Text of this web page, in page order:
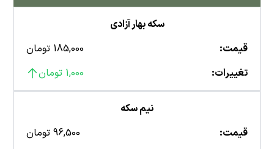
سکه بهار آزادی
قیمت:
185,000 تومان
تغییرات:
1,000 تومان
نیم سکه
قیمت:
96,500 تومان